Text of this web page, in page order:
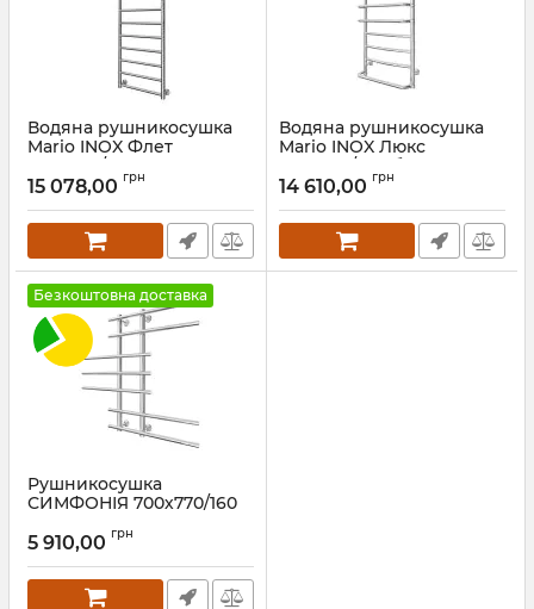
Водяна рушникосушка
Mario INOX Флет
1170х430/400 золото
Артикул:1.8.044567.P-G
15 078,00 грн
Водяна рушникосушка
Mario INOX Люкс
970х430/400 бронза
Артикул:1.074.044579.0-br
14 610,00 грн
Безкоштовна доставка
Рушникосушка
СИМФОНІЯ 700х770/160
5 910,00 грн